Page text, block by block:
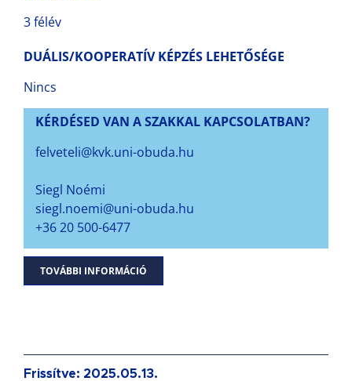
3 félév
DUÁLIS/KOOPERATÍV KÉPZÉS LEHETŐSÉGE
Nincs
KÉRDÉSED VAN A SZAKKAL KAPCSOLATBAN?
felveteli@kvk.uni-obuda.hu
Siegl Noémi
siegl.noemi@uni-obuda.hu
+36 20 500-6477
TOVÁBBI INFORMÁCIÓ
Frissítve: 2025.05.13.